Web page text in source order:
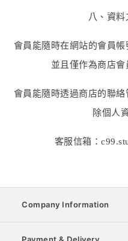
八、資
會員能隨時在網站的會員帳
並且僅作為商店會
會員能隨時透過商店的聯
除個人
客服信箱：
Company Information